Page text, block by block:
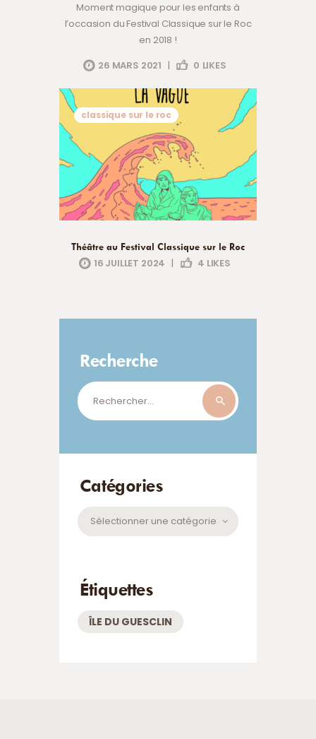
Moment magique pour les enfants à
l’occasion du Festival Classique sur le Roc
en 2018 !
26 MARS 2021 | 0 LIKES
classique sur le roc
Théâtre au Festival Classique sur le Roc
16 JUILLET 2024 | 4 LIKES
Recherche
Rechercher :
Catégories
Catégories
Étiquettes
ÎLE DU GUESCLIN